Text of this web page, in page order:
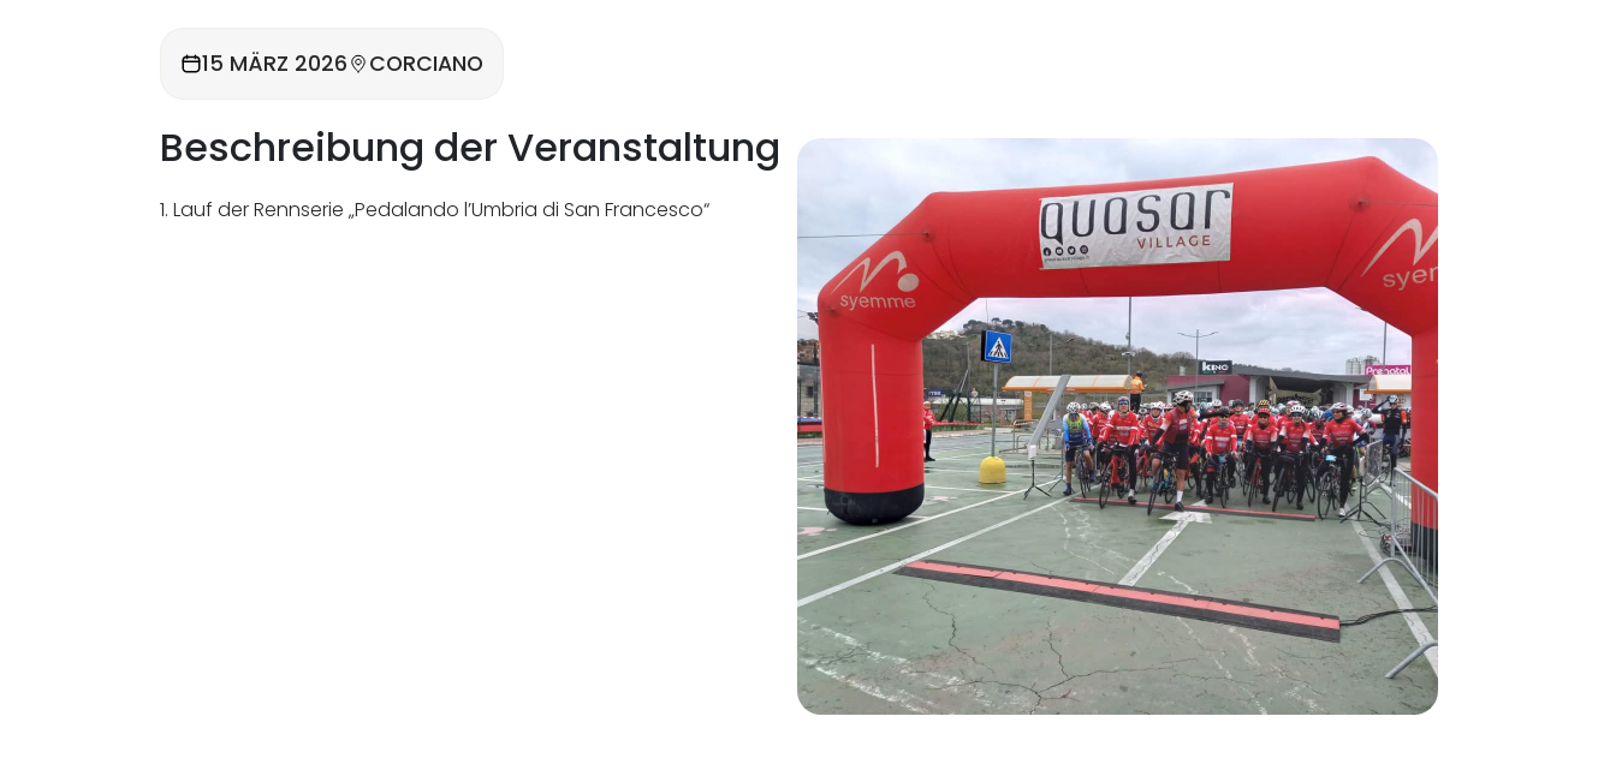
15 MÄRZ 2026 CORCIANO
Beschreibung der Veranstaltung
1. Lauf der Rennserie „Pedalando l’Umbria di San Francesco“